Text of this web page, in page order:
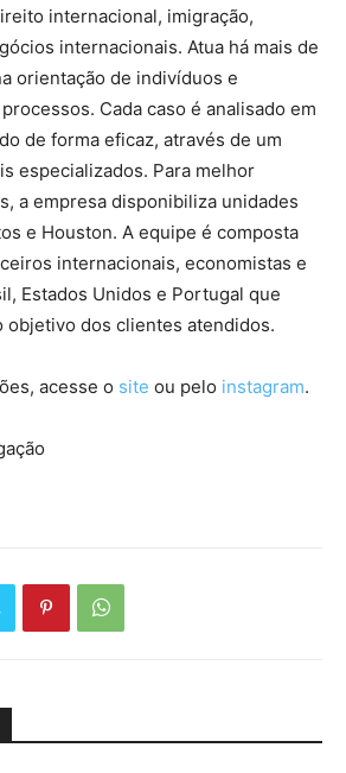
internacional, imigração,
internacionais. Atua há mais de
orientação de indivíduos e
Cada caso é analisado em
de forma eficaz, através de um
especializados. Para melhor
a empresa disponibiliza unidades
e Houston. A equipe é composta
internacionais, economistas e
Estados Unidos e Portugal que
objetivo dos clientes atendidos.
acesse o site ou pelo instagram.